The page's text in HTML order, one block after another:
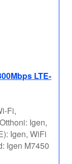
LTE-
Fi,
Igen,
Igen, WiFi
Igen M7450